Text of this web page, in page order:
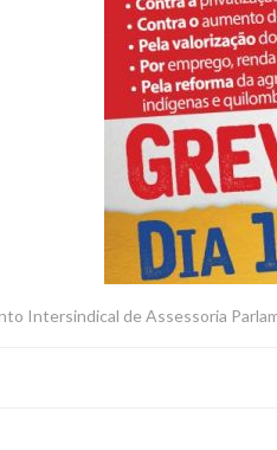
Intersindical de Assessoria